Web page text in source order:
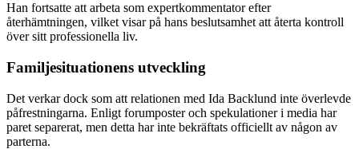
Han fortsatte att arbeta som expertkommentator efter
återhämtningen, vilket visar på hans beslutsamhet att återta kontroll
över sitt professionella liv.
Familjesituationens utveckling
Det verkar dock som att relationen med Ida Backlund inte överlevde
påfrestningarna. Enligt forumposter och spekulationer i media har
paret separerat, men detta har inte bekräftats officiellt av någon av
parterna.